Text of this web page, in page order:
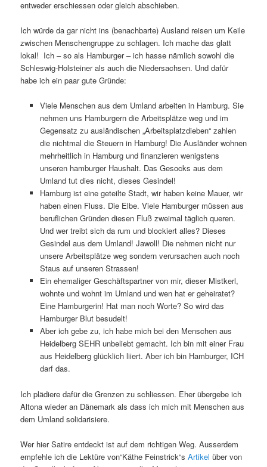
entweder erschiessen oder gleich abschieben.
Ich würde da gar nicht ins (benachbarte) Ausland reisen um Keile
zwischen Menschengruppe zu schlagen. Ich mache das glatt
lokal! Ich – so als Hamburger – ich hasse nämlich sowohl die
Schleswig-Holsteiner als auch die Niedersachsen. Und dafür
habe ich ein paar gute Gründe:
Viele Menschen aus dem Umland arbeiten in Hamburg. Sie
nehmen uns Hamburgern die Arbeitsplätze weg und im
Gegensatz zu ausländischen „Arbeitsplatzdieben“ zahlen
die nichtmal die Steuern in Hamburg! Die Ausländer wohnen
mehrheitlich in Hamburg und finanzieren wenigstens
unseren hamburger Haushalt. Das Gesocks aus dem
Umland tut dies nicht, dieses Gesindel!
Hamburg ist eine geteilte Stadt, wir haben keine Mauer, wir
haben einen Fluss. Die Elbe. Viele Hamburger müssen aus
beruflichen Gründen diesen Fluß zweimal täglich queren.
Und wer treibt sich da rum und blockiert alles? Dieses
Gesindel aus dem Umland! Jawoll! Die nehmen nicht nur
unsere Arbeitsplätze weg sondern verursachen auch noch
Staus auf unseren Strassen!
Ein ehemaliger Geschäftspartner von mir, dieser Mistkerl,
wohnte und wohnt im Umland und wen hat er geheiratet?
Eine Hamburgerin! Hat man noch Worte? So wird das
Hamburger Blut besudelt!
Aber ich gebe zu, ich habe mich bei den Menschen aus
Heidelberg SEHR unbeliebt gemacht. Ich bin mit einer Frau
aus Heidelberg glücklich liiert. Aber ich bin Hamburger, ICH
darf das.
Ich plädiere dafür die Grenzen zu schliessen. Eher übergebe ich
Altona wieder an Dänemark als dass ich mich mit Menschen aus
dem Umland solidarisiere.
Wer hier Satire entdeckt ist auf dem richtigen Weg. Ausserdem
empfehle ich die Lektüre von“Käthe Feinstrick“sArtikel über von